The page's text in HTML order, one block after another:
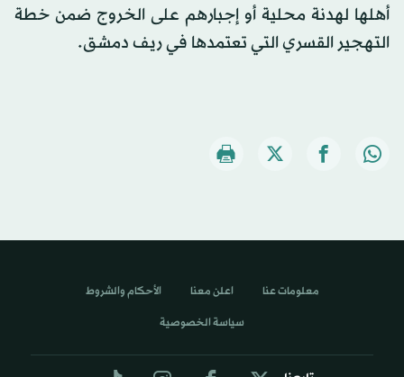
أهلها لهدنة محلية أو إجبارهم على الخروج ضمن خطة
التهجير القسري التي تعتمدها في ريف دمشق.
معلومات عنا اعلن معنا الأحكام والشروط
سياسة الخصوصية